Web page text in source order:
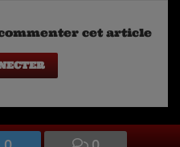
cet article